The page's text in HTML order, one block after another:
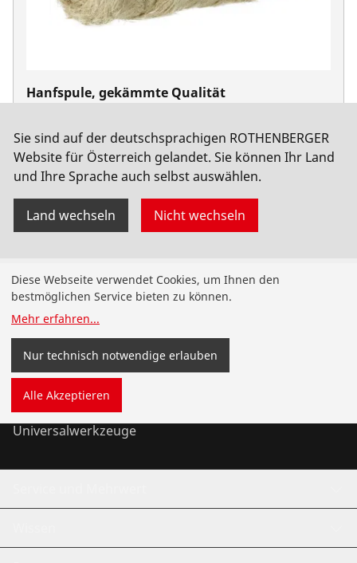
Hanfspule, gekämmte Qualität
Sie sind auf der deutschsprachigen ROTHENBERGER
Website für Österreich gelandet. Sie können Ihr Land
und Ihre Sprache auch selbst auswählen.
Land wechseln Nicht wechseln
Produkte
Installation
Wartung
Kälte- und Klimatechnik
Universalwerkzeuge
Diese Webseite verwendet Cookies, um Ihnen den
bestmöglichen Service bieten zu können.
Mehr erfahren...
Nur technisch notwendige erlauben
Alle Akzeptieren